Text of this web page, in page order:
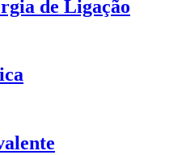
de Ligação